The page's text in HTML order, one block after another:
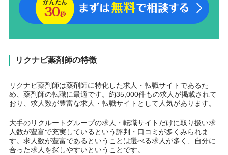
リクナビ薬剤師の特徴
リクナビ薬剤師は薬剤師に特化した求人・転職サイトであるた
め、薬剤師の転職に最適です。約35,000件もの求人が掲載されて
おり、求人数が豊富な求人・転職サイトとして人気があります。
大手のリクルートグループの求人・転職サイトだけに取り扱い求
人数が豊富で充実しているという評判・口コミが多くみられま
す。求人数が豊富であるということは選べる求人が多く、自分に
合った求人を探しやすいということです。